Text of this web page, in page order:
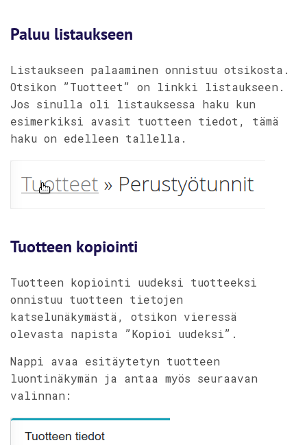
Paluu listaukseen
Listaukseen palaaminen onnistuu otsikosta.
Otsikon ”Tuotteet” on linkki listaukseen.
Jos sinulla oli listauksessa haku kun
esimerkiksi avasit tuotteen tiedot, tämä
haku on edelleen tallella.
Tuotteen kopiointi
Tuotteen kopiointi uudeksi tuotteeksi
onnistuu tuotteen tietojen
katselunäkymästä, otsikon vieressä
olevasta napista ”Kopioi uudeksi”.
Nappi avaa esitäytetyn tuotteen
luontinäkymän ja antaa myös seuraavan
valinnan: